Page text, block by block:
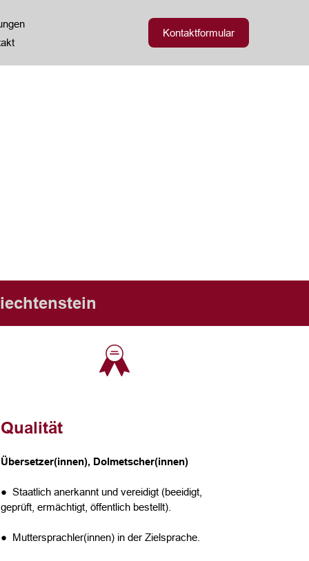
Kontaktformular
Qualität
Übersetzer(innen), Dolmetscher(innen)
● Staatlich anerkannt und vereidigt (beeidigt,
geprüft, ermächtigt, öffentlich bestellt).
● Muttersprachler(innen) in der Zielsprache.